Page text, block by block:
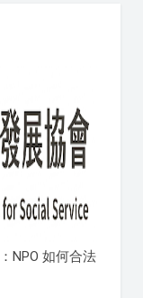
NPO 如何合法